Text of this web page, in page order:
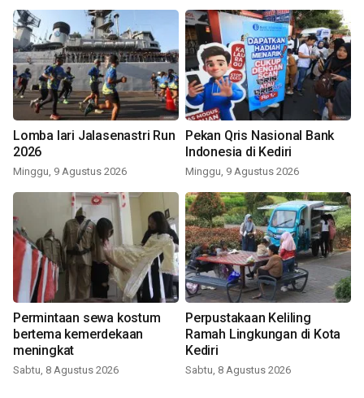
Lomba lari Jalasenastri Run
2026
Minggu, 9 Agustus 2026
Pekan Qris Nasional Bank
Indonesia di Kediri
Minggu, 9 Agustus 2026
Permintaan sewa kostum
bertema kemerdekaan
meningkat
Sabtu, 8 Agustus 2026
Perpustakaan Keliling
Ramah Lingkungan di Kota
Kediri
Sabtu, 8 Agustus 2026